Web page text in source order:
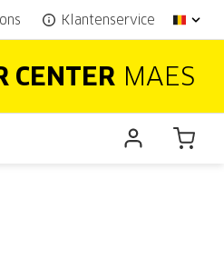
Klantenservice
CENTER MAES